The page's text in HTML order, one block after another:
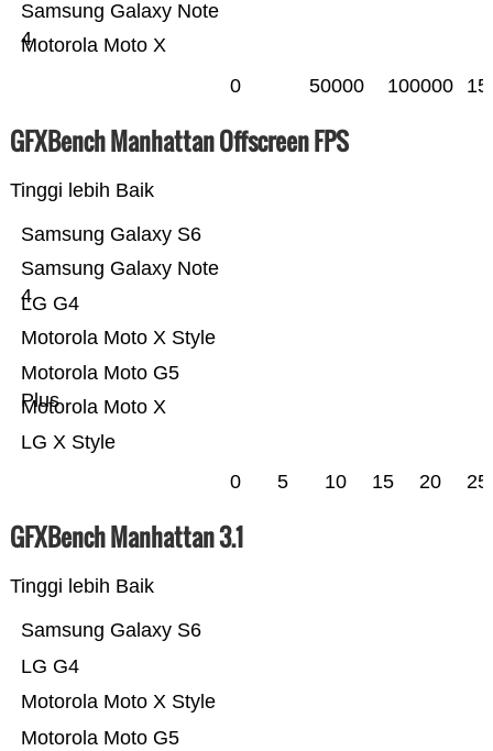
Motorola Moto X
Samsung Galaxy Note
4
0 50000 100000
GFXBench Manhattan Offscreen FPS
Tinggi lebih Baik
LG X Style
Motorola Moto X
Motorola Moto G5
Plus
Motorola Moto X Style
LG G4
Samsung Galaxy Note
4
Samsung Galaxy S6
0 5 10 15 20 25
GFXBench Manhattan 3.1
Tinggi lebih Baik
Motorola Moto G5
Motorola Moto X Style
LG G4
Samsung Galaxy S6